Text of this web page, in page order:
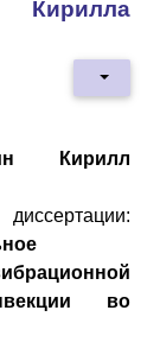
Кирилл
во